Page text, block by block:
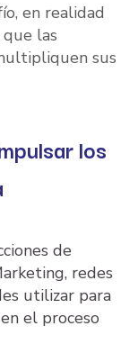
en realidad
las
sus
los
de
redes
utilizar para
el proceso